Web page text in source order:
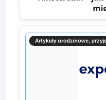
Artykuły urodzinowe,